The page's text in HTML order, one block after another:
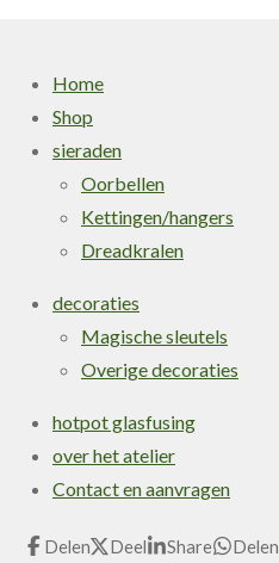
Home
Shop
sieraden
Oorbellen
Kettingen/hangers
Dreadkralen
decoraties
Magische sleutels
Overige decoraties
hotpot glasfusing
over het atelier
Contact en aanvragen
Delen Deel Share Delen